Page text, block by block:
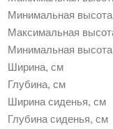
Минимальная
Максимальная
Минимальная
Ширина, см
Глубина, см
Ширина сиденья, см
Глубина сиденья, см